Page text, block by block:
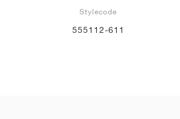
Stylecode
555112-611